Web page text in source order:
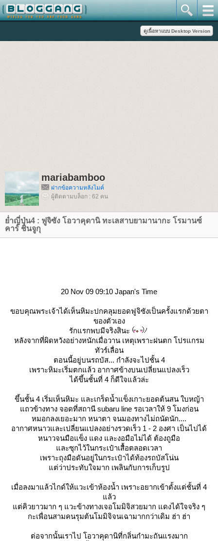
mariabamboo
ฝากข้อความหลังไมค์
ผู้ติดตามบล็อก : 62 คน
่ำญี่ปุ่น4 : ฟูจิซัง โอวาคุดานิ ทะเลสาบยามานากะ โรมานซ์
คาร์ ชินจูกุ
20 Nov 09 09:10 Japan's Time
ขอบคุณพระเจ้าได้เห็นหิมะปกคลุมยอดฟูจิซังเป็นครั้งแรกด้วยตา
ของตัวเอง
รักแรกพบมีจริงสินะ
หลังจากที่ผิดหวังอย่างหนักเมื่อวาน เหตุเพราะฝนตก โปรแกรม
ทัวร์เลื่อน
ตอนนี้อยู่บนรถบัส... กำลังจะไปชั้น 4
เพราะหิมะเริ่มตกแล้ว อากาศข้างบนเปลี่ยนแปลงเร็ว
ได้ขึ้นชั้นที่ 4 ก็ดีใจแล้วล่ะ
ขึ้นชั้น 4 เริ่มเห็นหิมะ และเกร็ดน้ำแข็งเกาะยอดต้นสน ใบหญ้า
ถวข้างทาง จอดที่สถานี subaru line รอเวลาให้ 9 โมงก่อน
หมอกลงเยอะมาก หนาตา จนมองทางไม่ถนัดนัก....
อากาศหนาวและเปลี่ยนแปลงอย่างรวดเร็ว 1 - 2 องศา เป็นไปได้
หนาวจนมือแข็ง แดง และงอมือไม่ได้ ต้องถูมือ
ละซุกไว้ในกระเป๋าเสื้อตลอดเวลา
เพราะถุงมือดันอยู่ในกระเป๋าได้ท้องรถบัสโน่น
ต่ว่าประทับใจมาก เพลินกับการเก็บรูป
เมื่อลงมาแล้วไกด์ให้แวะเข้าห้องน้ำ เพราะอยากเข้าตั้งแต่ชั้นที่ 4
ล้ว
ต่คิวยาวมาก ๆ แวะข้างทางเจอโมมิจิสวยมาก แดงได้ใจจริง ๆ
กะเพื่อนสามคนรุมต้นโมมิจิจนเฉามากกว่าเดิม ฮ่า ฮ่า
ต่อจากนั้นเราไป โอวาคุดานิที่กลิ่นกำมะถันแรงมาก